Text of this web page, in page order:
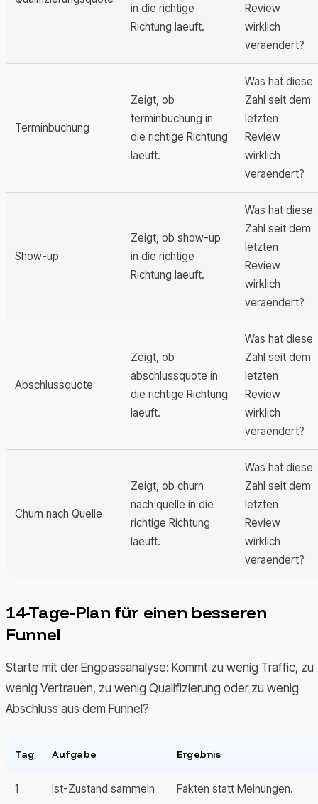
in die richtige
Richtung laeuft.
Review
wirklich
veraendert?
Terminbuchung
Zeigt, ob
terminbuchung in
die richtige Richtung
laeuft.
Was hat diese
Zahl seit dem
letzten
Review
wirklich
veraendert?
Show-up
Zeigt, ob show-up
in die richtige
Richtung laeuft.
Was hat diese
Zahl seit dem
letzten
Review
wirklich
veraendert?
Abschlussquote
Zeigt, ob
abschlussquote in
die richtige Richtung
laeuft.
Was hat diese
Zahl seit dem
letzten
Review
wirklich
veraendert?
Churn nach Quelle
Zeigt, ob churn
nach quelle in die
richtige Richtung
laeuft.
Was hat diese
Zahl seit dem
letzten
Review
wirklich
veraendert?
14-Tage-Plan für einen besseren
Funnel
Starte mit der Engpassanalyse: Kommt zu wenig Traffic, zu
wenig Vertrauen, zu wenig Qualifizierung oder zu wenig
Abschluss aus dem Funnel?
Tag Aufgabe Ergebnis
1 Ist-Zustand sammeln Fakten statt Meinungen.